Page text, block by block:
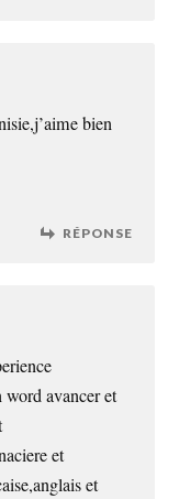
bien
RÉPONSE
avancer et
et
et